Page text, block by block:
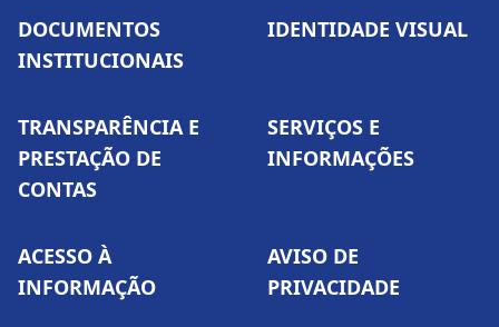
DOCUMENTOS
INSTITUCIONAIS
IDENTIDADE VISUAL
TRANSPARÊNCIA E
PRESTAÇÃO DE
CONTAS
SERVIÇOS E
INFORMAÇÕES
ACESSO À
INFORMAÇÃO
AVISO DE
PRIVACIDADE